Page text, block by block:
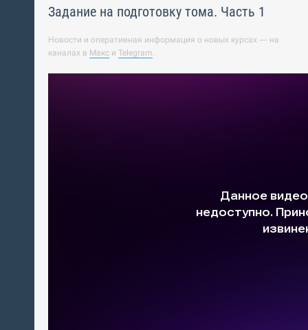
Задание на подготовку тома. Часть 1
Новости и оперативная информация о новых курсах — на
каналах в Макс и Telegram.